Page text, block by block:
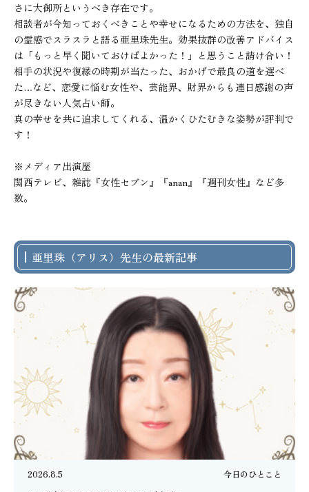
さに大御所というべき存在です。
相談者が今知っておくべきことや幸せになるための方法を、独自
の霊感でスラスラと語る亜里珠先生。効果抜群の改善アドバイス
は「もっと早く聞いておけばよかった！」と思うこと請け合い！
相手の状況や復縁の時期が当たった、おかげで最良の道を選べ
た…など、恋愛に悩む女性や、芸能界、財界からも連日感謝の声
が尽きない人気占い師。
真の幸せを共に追求してくれる、温かくひたむきな姿勢が評判で
す！
※メディア出演歴
関西テレビ、雑誌『女性セブン』『anan』『週刊女性』など多
数。
亜里珠（アリス）先生の最新記事
2026.8.5 今日のひとこと